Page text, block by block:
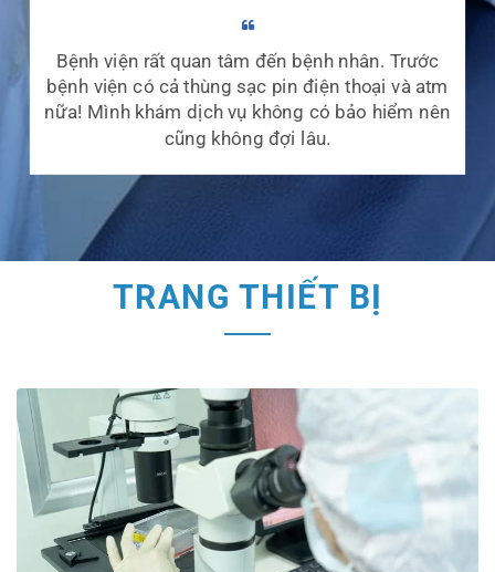
Bệnh viện rất quan tâm đến bệnh nhân. Trước
bệnh viện có cả thùng sạc pin điện thoại và atm
nữa! Mình khám dịch vụ không có bảo hiểm nên
cũng không đợi lâu.
TRANG THIẾT BỊ